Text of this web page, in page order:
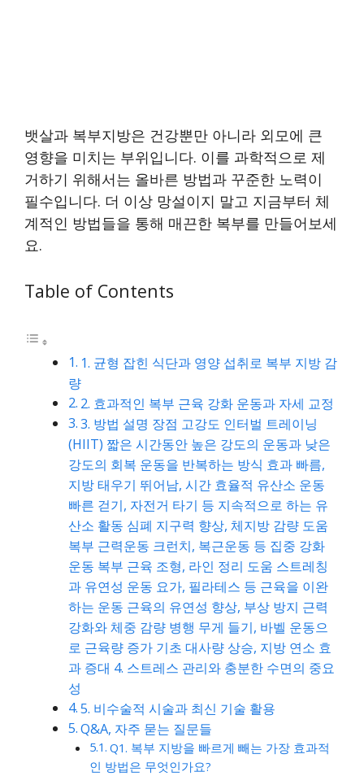
뱃살과 복부지방은 건강뿐만 아니라 외모에 큰
영향을 미치는 부위입니다. 이를 과학적으로 제
거하기 위해서는 올바른 방법과 꾸준한 노력이
필수입니다. 더 이상 망설이지 말고 지금부터 체
계적인 방법들을 통해 매끈한 복부를 만들어보세
요.
Table of Contents
1. 균형 잡힌 식단과 영양 섭취로 복부 지방 감
량
2. 효과적인 복부 근육 강화 운동과 자세 교정
3. 방법 설명 장점 고강도 인터벌 트레이닝
(HIIT) 짧은 시간동안 높은 강도의 운동과 낮은
강도의 회복 운동을 반복하는 방식 효과 빠름,
지방 태우기 뛰어남, 시간 효율적 유산소 운동
빠른 걷기, 자전거 타기 등 지속적으로 하는 유
산소 활동 심폐 지구력 향상, 체지방 감량 도움
복부 근력운동 크런치, 복근운동 등 집중 강화
운동 복부 근육 조형, 라인 정리 도움 스트레칭
과 유연성 운동 요가, 필라테스 등 근육을 이완
하는 운동 근육의 유연성 향상, 부상 방지 근력
강화와 체중 감량 병행 무게 들기, 바벨 운동으
로 근육량 증가 기초 대사량 상승, 지방 연소 효
과 증대 4. 스트레스 관리와 충분한 수면의 중요
성
5. 비수술적 시술과 최신 기술 활용
Q&A, 자주 묻는 질문들
Q1. 복부 지방을 빠르게 빼는 가장 효과적
인 방법은 무엇인가요?